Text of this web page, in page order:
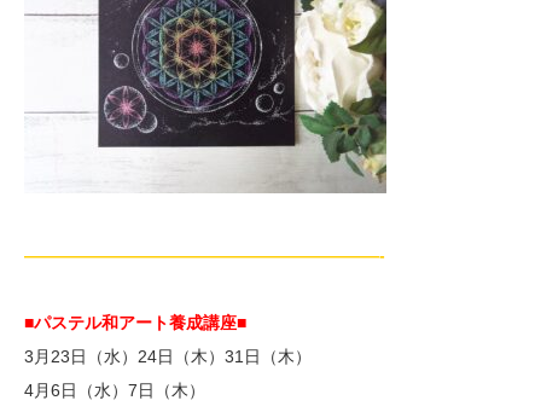
—————————————————————-
■パステル和アート養成講座■
3月23日（水）24日（木）31日（木）
4月6日（水）7日（木）